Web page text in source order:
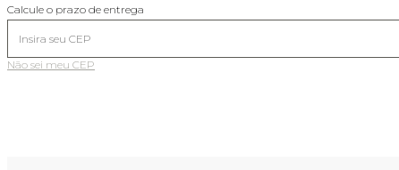
Calcule o prazo de entrega
Não sei meu CEP